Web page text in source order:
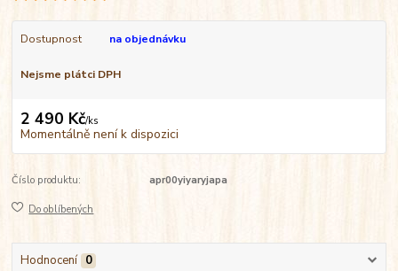
Dostupnost na objednávku
Nejsme plátci DPH
2 490 Kč/ks
Momentálně není k dispozici
Číslo produktu: apr00yiyaryjapa
Do oblíbených
Hodnocení 0